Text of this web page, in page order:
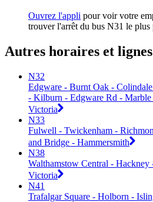
Ouvrez l'appli pour voir votre
trouver l'arrêt du bus N31 le plus
Autres horaires et
N32
Edgware - Burnt Oak -
- Kilburn - Edgware Rd -
Victoria
N33
Fulwell - Twickenham -
and Bridge - Hammersmith
N38
Walthamstow Central -
Victoria
N41
Trafalgar Square - Holborn -